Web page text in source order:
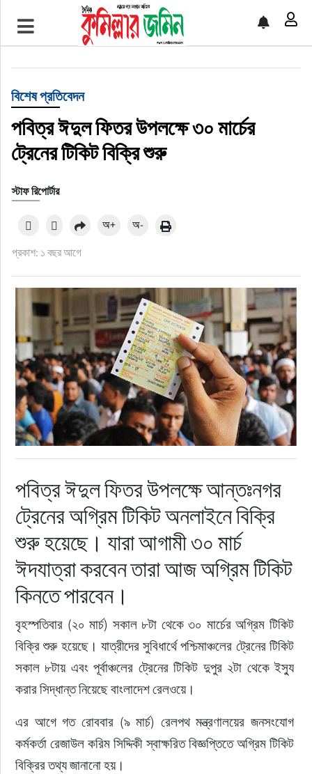
প্রচ্ছদ
আর্ন্তজাতিক
অর্থনীতি
বৃহত্তর কুমিল্লা
বৃহত্তর নোয়াখালী
খেলাধুলা
রাজনীতি
নির্বাচন
আলোচিত সংবাদ
ই-পেপার
অন্যান্য
বিশেষ প্রতিবেদন
পবিত্র ঈদুল ফিতর উপলক্ষে ৩০ মার্চের
ট্রেনের টিকিট বিক্রি শুরু
স্টাফ রিপোর্টার
প্রকাশ: ১ বছর আগে
অ+ অ-
পবিত্র ঈদুল ফিতর উপলক্ষে আন্তঃনগর
ট্রেনের অগ্রিম টিকিট অনলাইনে বিক্রি
শুরু হয়েছে। যারা আগামী ৩০ মার্চ
ঈদযাত্রা করবেন তারা আজ অগ্রিম টিকিট
কিনতে পারবেন।
বৃহস্পতিবার (২০ মার্চ) সকাল ৮টা থেকে ৩০ মার্চের অগ্রিম টিকিট
বিক্রি শুরু হয়েছে। যাত্রীদের সুবিধার্থে পশ্চিমাঞ্চলের ট্রেনের টিকিট
সকাল ৮টায় এবং পূর্বাঞ্চলের ট্রেনের টিকিট দুপুর ২টা থেকে ইস্যু
করার সিদ্ধান্ত নিয়েছে বাংলাদেশ রেলওয়ে।
এর আগে গত রোববার (৯ মার্চ) রেলপথ মন্ত্রণালয়ের জনসংযোগ
কর্মকর্তা রেজাউল করিম সিদ্দিকী স্বাক্ষরিত বিজ্ঞপ্তিতে অগ্রিম টিকিট
বিক্রির তথ্য জানানো হয়।